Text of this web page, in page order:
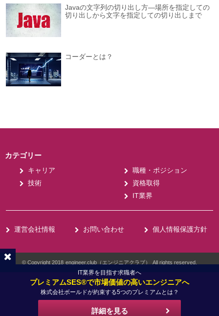
Javaの文字列の切り出し方―場所を指定しての
切り出しから文字を指定しての切り出しまで
コーダーとは？
カテゴリー
キャリア
職種・ポジション
技術
資格取得
IT業界
運営会社情報 お問い合わせ 個人情報保護方針
© Copyright 2018 engineer.club（エンジニアクラブ） All rights reserved.
IT業界を目指す求職者へ
プレミアムSES®で市場価値の高いエンジニアへ
株式会社ボールドが約束する5つのプレミアムとは？
詳細を見る